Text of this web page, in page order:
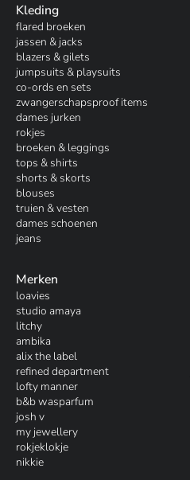
Kleding
flared broeken
jassen & jacks
blazers & gilets
jumpsuits & playsuits
co-ords en sets
zwangerschapsproof items
dames jurken
rokjes
broeken & leggings
tops & shirts
shorts & skorts
blouses
truien & vesten
dames schoenen
jeans
Merken
loavies
studio amaya
litchy
ambika
alix the label
refined department
lofty manner
b&b wasparfum
josh v
my jewellery
rokjeklokje
nikkie